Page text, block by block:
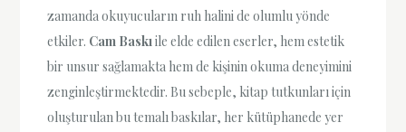
zamanda okuyucuların ruh halini de olumlu yönde
etkiler. Cam Baskı ile elde edilen eserler, hem estetik
bir unsur sağlamakta hem de kişinin okuma deneyimini
zenginleştirmektedir. Bu sebeple, kitap tutkunları için
oluşturulan bu temalı baskılar, her kütüphanede yer